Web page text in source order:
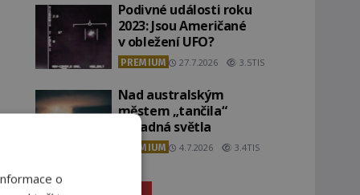
Podivné události roku
2023: Jsou Američané
v obležení UFO?
PREMIUM 27.7.2026 3.5TIS
Nad australským
městem „tančila“
záhadná světla
PREMIUM 4.7.2026 3.4TIS
o